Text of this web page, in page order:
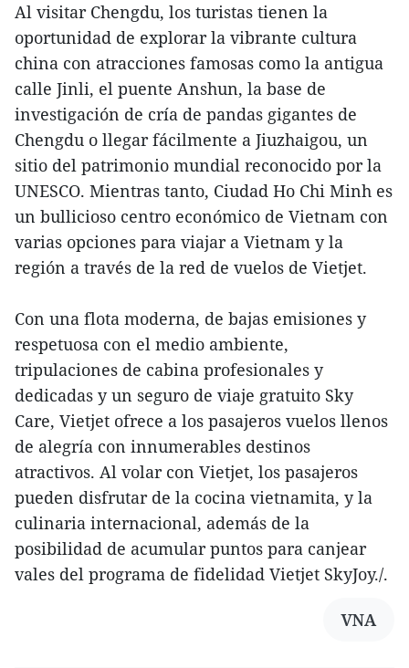
Al visitar Chengdu, los turistas tienen la
oportunidad de explorar la vibrante cultura
china con atracciones famosas como la antigua
calle Jinli, el puente Anshun, la base de
investigación de cría de pandas gigantes de
Chengdu o llegar fácilmente a Jiuzhaigou, un
sitio del patrimonio mundial reconocido por la
UNESCO. Mientras tanto, Ciudad Ho Chi Minh es
un bullicioso centro económico de Vietnam con
varias opciones para viajar a Vietnam y la
región a través de la red de vuelos de Vietjet.
Con una flota moderna, de bajas emisiones y
respetuosa con el medio ambiente,
tripulaciones de cabina profesionales y
dedicadas y un seguro de viaje gratuito Sky
Care, Vietjet ofrece a los pasajeros vuelos llenos
de alegría con innumerables destinos
atractivos. Al volar con Vietjet, los pasajeros
pueden disfrutar de la cocina vietnamita, y la
culinaria internacional, además de la
posibilidad de acumular puntos para canjear
vales del programa de fidelidad Vietjet SkyJoy./.
VNA